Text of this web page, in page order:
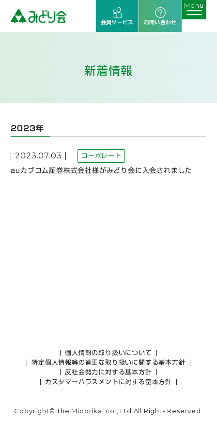
会員サービス お問い合わせ
新着情報
2023年
auカブコム証券株式会社様がみどり会に入会されました
2023.07.03 コーポレート
個人情報の取り扱いについて
特定個人情報等の適正な取り扱いに関する基本方針
反社会勢力に対する基本方針
カスタマーハラスメントに対する基本方針
Copyright© The Midorikai co., Ltd All Rights Reserved.